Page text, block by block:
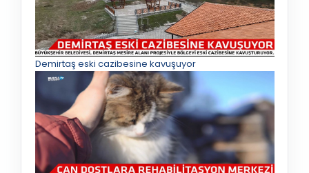
Demirtaş eski cazibesine kavuşuyor